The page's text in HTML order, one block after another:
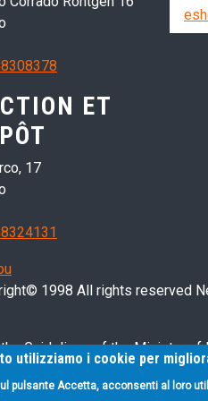
ET
17
1998 All rights reserved
Guidelines of the Ministry
medical-surgical devices, we
utilizziamo i cookie per
pulsante Accetta, acconsenti al loro